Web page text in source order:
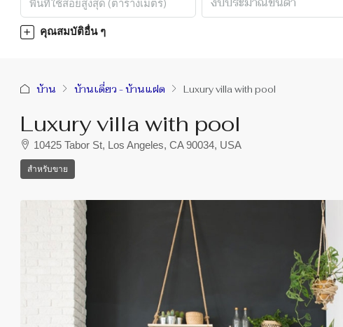
คุณสมบัติอื่น ๆ
บ้าน บ้านเดี่ยว - บ้านแฝด Luxury villa with pool
Luxury villa with pool
10425 Tabor St, Los Angeles, CA 90034, USA
สำหรับขาย